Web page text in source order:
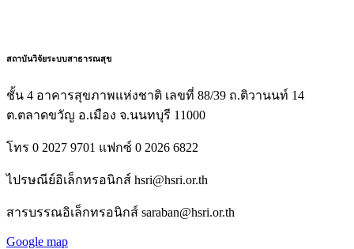
สถาบันวิจัยระบบสาธารณสุข
ชั้น 4 อาคารสุขภาพแห่งชาติ เลขที่ 88/39 ถ.ติวานนท์ 14
ต.ตลาดขวัญ อ.เมือง จ.นนทบุรี 11000
โทร 0 2027 9701 แฟกซ์ 0 2026 6822
ไปรษณีย์อิเล็กทรอนิกส์ hsri@hsri.or.th
สารบรรณอิเล็กทรอนิกส์ saraban@hsri.or.th
Google map